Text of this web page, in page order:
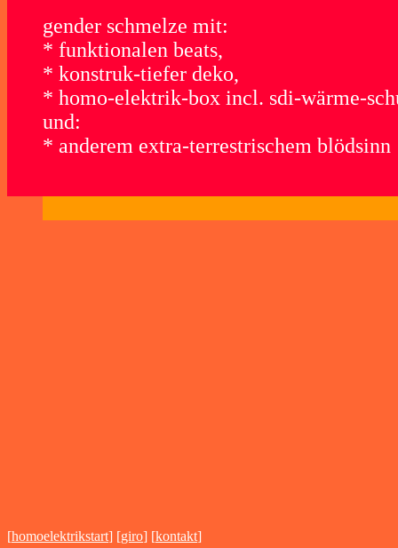
gender schmelze mit:
* funktionalen beats,
* konstruk-tiefer deko,
* homo-elektrik-box incl. sdi-wärme-
und:
* anderem extra-terrestrischem blödsinn
[homoelektrikstart] [giro] [kontakt]